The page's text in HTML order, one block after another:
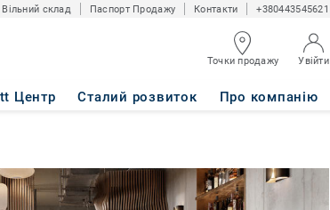
Вільний склад Паспорт Продажу Контакти +380443545621
Точки продажу Увійти
Центр Сталий розвиток Про компанію